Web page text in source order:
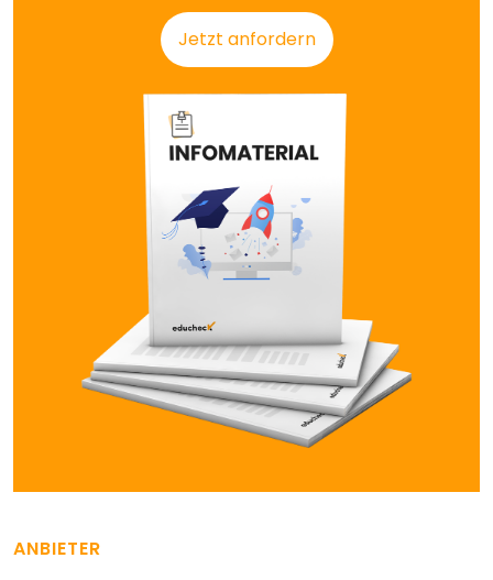
Jetzt anfordern
ANBIETER